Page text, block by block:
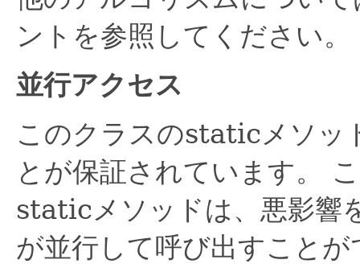
ントを参照してください。
並行アクセス
このクラスのstaticメソッ
とが保証されています。
staticメソッドは、悪影響
が並行して呼び出すこと